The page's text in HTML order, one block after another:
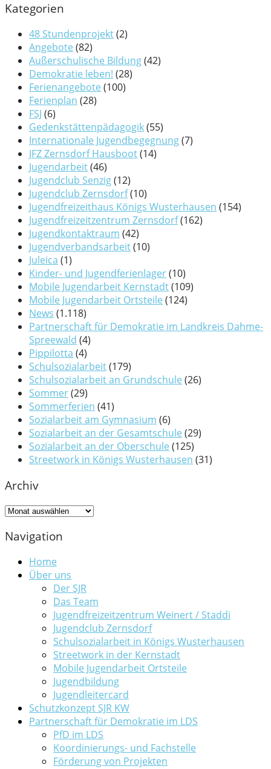
Kategorien
48 Stundenprojekt(2)
Angebote (82)
Außerschulische Bildung(42)
Demokratie leben! (28)
Ferienangebote (100)
Ferienplan (28)
FSJ (6)
Gedenkstättenpädagogik(55)
Internationale Jugendbegegnung(7)
JFZ Zernsdorf Hausboot(14)
Jugendarbeit(46)
Jugendclub Senzig(12)
Jugendclub Zernsdorf(10)
Jugendfreizeithaus Königs Wusterhausen (154)
Jugendfreizeitzentrum Zernsdorf(162)
Jugendkontaktraum (42)
Jugendverbandsarbeit(10)
Juleica (1)
Kinder- und Jugendferienlager(10)
Mobile Jugendarbeit Kernstadt(109)
Mobile Jugendarbeit Ortsteile (124)
News (1.118)
Partnerschaft für Demokratie im Landkreis Dahme-
Spreewald (4)
Pippilotta (4)
Schulsozialarbeit(179)
Schulsozialarbeit an Grundschule (26)
Sommer(29)
Sommerferien (41)
Sozialarbeit am Gymnasium (6)
Sozialarbeit an der Gesamtschule (29)
Sozialarbeit an der Oberschule (125)
Streetwork in Königs Wusterhausen (31)
Archiv
Archiv
Navigation
Home
Über uns
Der SJR
Das Team
Jugendfreizeitzentrum Weinert / Staddi
Jugendclub Zernsdorf
Schulsozialarbeit in Königs Wusterhausen
Streetwork in der Kernstadt
Mobile Jugendarbeit Ortsteile
Jugendbildung
Jugendleitercard
Schutzkonzept SJR KW
Partnerschaft für Demokratie im LDS
PfD im LDS
Koordinierungs- und Fachstelle
Förderung von Projekten